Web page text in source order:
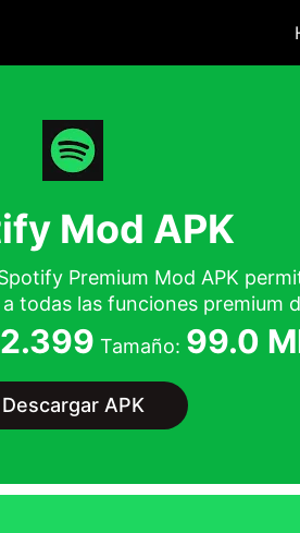
Mod APK
Premium Mod APK
todas las funciones premium
Tamaño: 99.0
Descargar APK